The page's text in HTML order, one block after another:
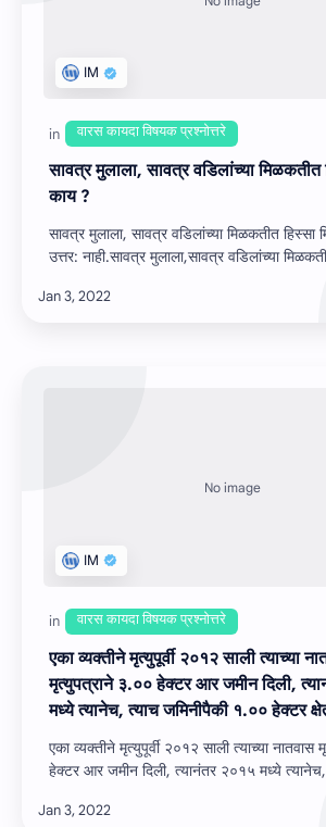
सावत्र मुलाला, सावत्र वडिलांच्‍या मिळकतीत
काय ?
सावत्र मुलाला, सावत्र वडिलांच्‍या मिळकतीत हिस्‍सा
उत्तर: नाही.सावत्र मुलाला,सावत्र वडिलांच्‍या मिळकतीत हिस्‍सा मिळत
एका व्यक्तीने मृत्युपूर्वी २०१२ साली त्‍याच्‍या
मृत्युपत्राने ३.०० हेक्‍टर आर जमीन दिली,
मध्ये त्यानेच, त्याच जमिनीपैकी १.०० हेक्‍टर
व्यक्तीस विक्री केली. २०१६ मध्‍ये मृत्यपत्र करणार्‍याचा मृत्यू
झाल्‍यानंतर आज नातवाने ३.००हेक्‍टर चे
नावे फक्त २.०० हेक्‍टर जमीन शिल्‍लक आहे. या
एका व्यक्तीने मृत्युपूर्वी २०१२ साली त्‍याच्‍या
हेक्‍टर आर जमीन दिली, त्यानंतर २०१५ मध्ये